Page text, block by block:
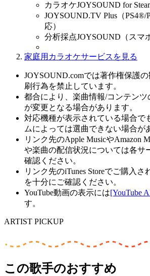
カラオケJOYSOUND for
JOYSOUND.TV Plus（
応）
分析採点JOYSOUND（スマ
家庭用カラオケサービスを見る
JOYSOUND.comでは著作権保護
刷行為を禁止しています。
都合により、楽曲情報/コンテン
が変更となる場合があります。
対応機種が表示されている場合で
ムによっては選曲できない場合が
リンク先のApple MusicやAmazon
や楽曲の配信状況については各サ
確認ください。
リンク先のiTunes Storeでご購入
を十分にご確認ください。
YouTube動画の表示には[YouTube
す。
ARTIST PICKUP
この歌手のおすすめ